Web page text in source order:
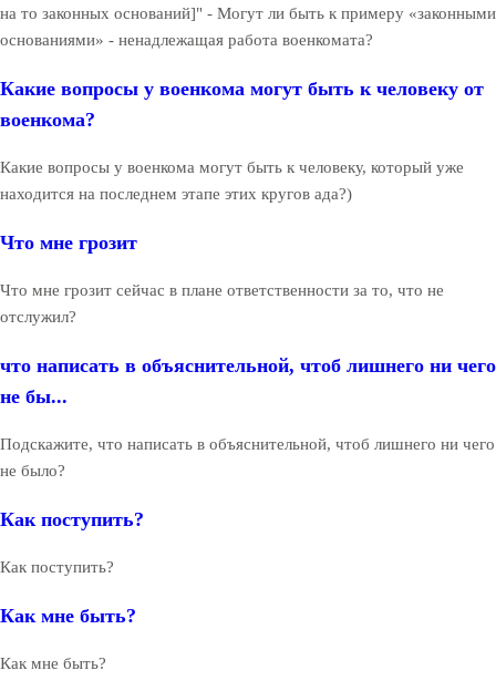
на то законных оснований]" - Могут ли быть к примеру «законными
основаниями» - ненадлежащая работа военкомата?
Какие вопросы у военкома могут быть к человеку от
военкома?
Какие вопросы у военкома могут быть к человеку, который уже
находится на последнем этапе этих кругов ада?)
Что мне грозит
Что мне грозит сейчас в плане ответственности за то, что не
отслужил?
что написать в объяснительной, чтоб лишнего ни чего
не бы...
Подскажите, что написать в объяснительной, чтоб лишнего ни чего
не было?
Как поступить?
Как поступить?
Как мне быть?
Как мне быть?